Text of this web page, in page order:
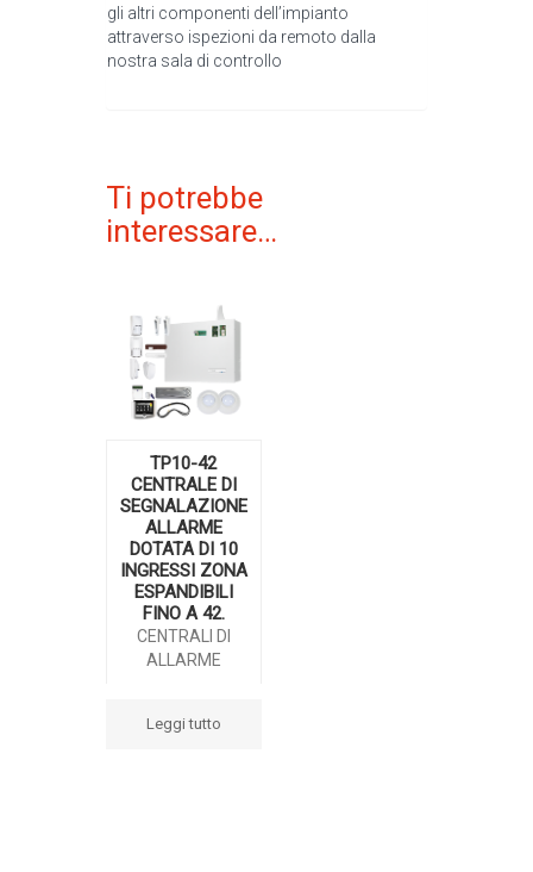
gli altri componenti dell’impianto
attraverso ispezioni da remoto dalla
nostra sala di controllo
Ti potrebbe
interessare…
TP10-42
CENTRALE DI
SEGNALAZIONE
ALLARME
DOTATA DI 10
INGRESSI ZONA
ESPANDIBILI
FINO A 42.
CENTRALI DI
ALLARME
Leggi tutto